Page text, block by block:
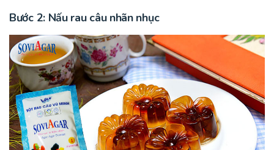
Bước 2: Nấu rau câu nhãn nhục